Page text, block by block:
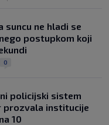
suncu ne hladi se
postupkom koji
0
policijski sistem
prozvala institucije
10